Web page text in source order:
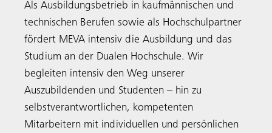
Als Ausbildungsbetrieb in kaufmännischen und
technischen Berufen sowie als Hochschulpartner
fördert MEVA intensiv die Ausbildung und das
Studium an der Dualen Hochschule. Wir
begleiten intensiv den Weg unserer
Auszubildenden und Studenten – hin zu
selbstverantwortlichen, kompetenten
Mitarbeitern mit individuellen und persönlichen